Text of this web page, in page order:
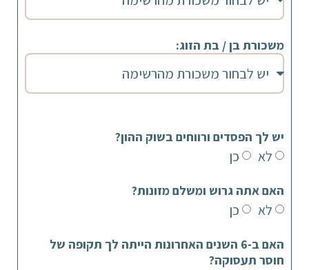
משכורת בן / בת הזוג:
יש לך הפסדים ורווחים בשוק ההון?
לא כן
האם אתה גרוש ומשלם מזונות?
לא כן
האם ב-6 השנים האחרונות הייתה לך תקופה של
חוסר תעסוקה?